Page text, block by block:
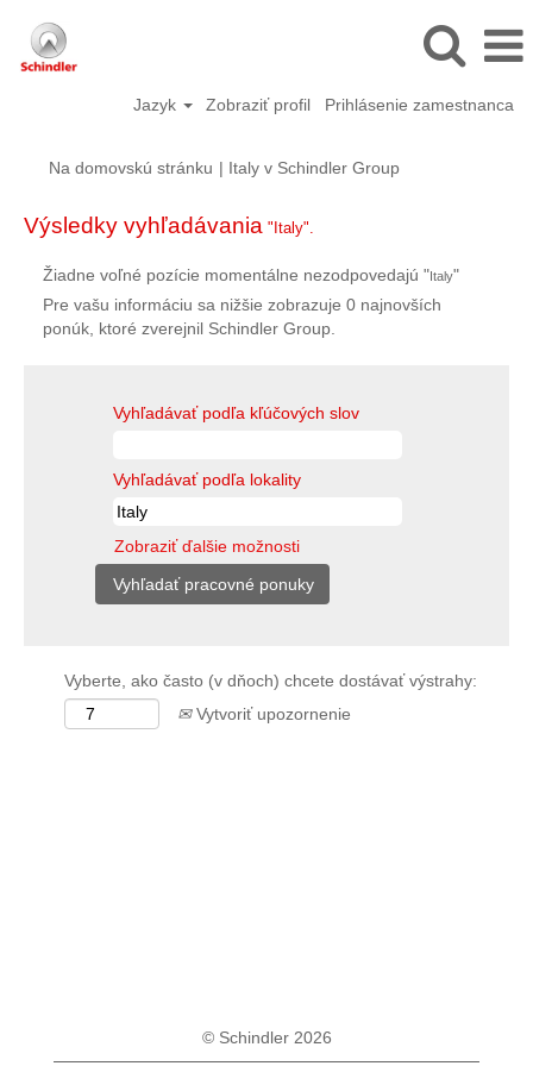
Jazyk Zobraziť profil Prihlásenie zamestnanca
Na domovskú stránku | Italy v Schindler Group(aktuálna
Výsledky vyhľadávania "Italy".
Žiadne voľné pozície momentálne nezodpovedajú "Italy"
Pre vašu informáciu sa nižšie zobrazuje 0 najnovších
ponúk, ktoré zverejnil Schindler Group.
Vyhľadávať podľa kľúčových slov
Vyhľadávať podľa lokality
Zobraziť ďalšie možnosti
Vyberte, ako často (v dňoch) chcete dostávať výstrahy:
Vytvoriť upozornenie
© Schindler 2026